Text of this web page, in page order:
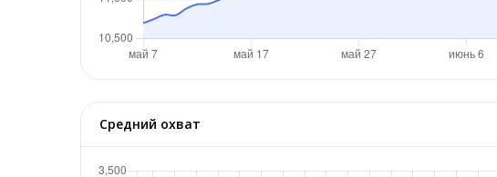
Средний охват